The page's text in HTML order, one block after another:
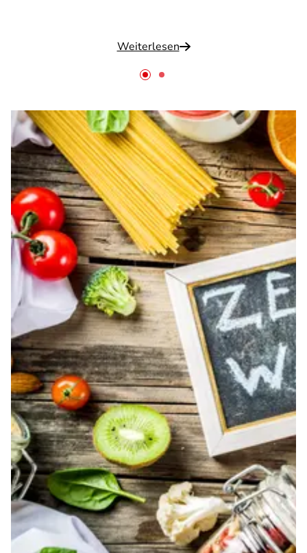
Weiterlesen